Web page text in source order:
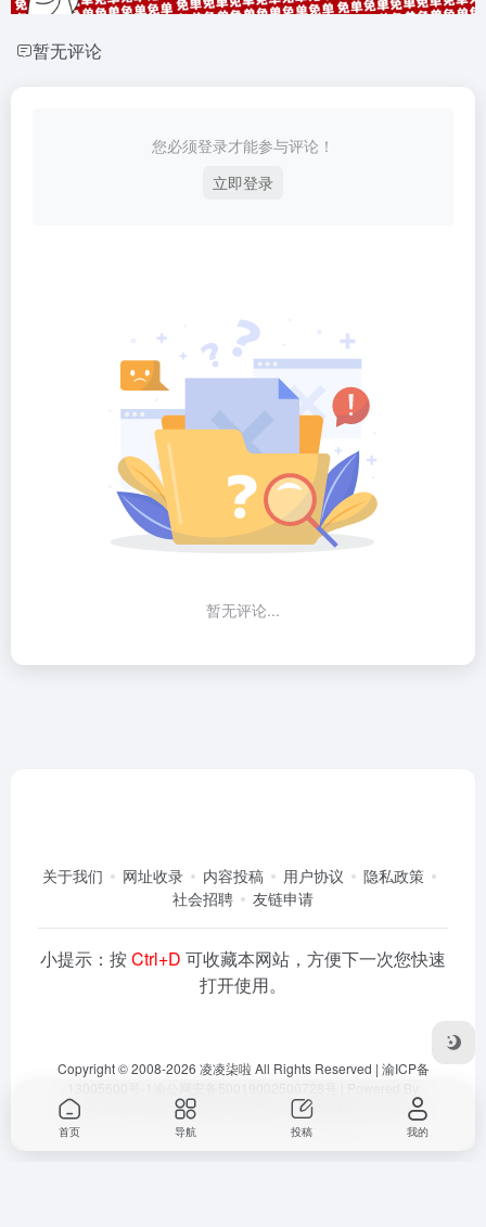
暂无评论
您必须登录才能参与评论！
立即登录
暂无评论...
关于我们 网址收录 内容投稿 用户协议
隐私政策
社会招聘
友链申请
小提示：按Ctrl+D 可收藏本网站，方便下一次您快速
打开使用。
Copyright © 2008-2026 凌凌柒啦 All Rights Reserved | 渝ICP备
Dlaoo.Inc
Awalab| 本站运行在 由OneNav 强力驱动
首页 导航 投稿 我的